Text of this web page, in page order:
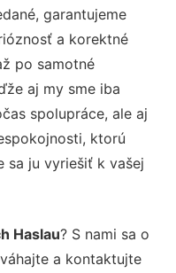
garantujeme
a korektné
po samotné
aj my sme iba
spolupráce, ale aj
ktorú
sa ju vyriešiť k vašej
Haslau? S nami sa o
a kontaktujte